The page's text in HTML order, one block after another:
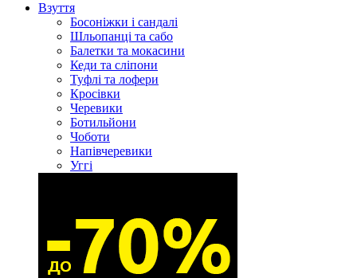
Взуття
Босоніжки і сандалі
Шльопанці та сабо
Балетки та мокасини
Кеди та сліпони
Туфлі та лофери
Кросівки
Черевики
Ботильйони
Чоботи
Напівчеревики
Уггі